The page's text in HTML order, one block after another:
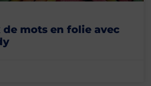
de mots en folie avec